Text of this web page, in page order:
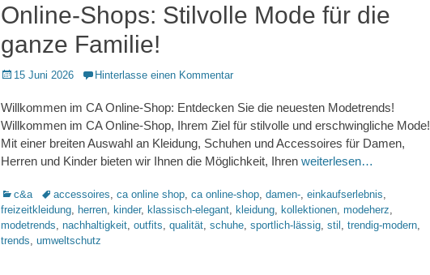
Online-Shops: Stilvolle Mode für die
ganze Familie!
Posted
15 Juni 2026 Hinterlasse einen Kommentar
Willkommen im CA Online-Shop: Entdecken Sie die neuesten Modetrends!
Willkommen im CA Online-Shop, Ihrem Ziel für stilvolle und erschwingliche Mode!
Mit einer breiten Auswahl an Kleidung, Schuhen und Accessoires für Damen,
Herren und Kinder bieten wir Ihnen die Möglichkeit, Ihren weiterlesen…
Kategorien
c&a Schlagworte
accessoires, ca online shop, ca online-shop, damen-, einkaufserlebnis,
freizeitkleidung, herren, kinder, klassisch-elegant, kleidung, kollektionen, modeherz,
modetrends, nachhaltigkeit, outfits, qualität, schuhe, sportlich-lässig, stil , trendig-modern,
trends, umweltschutz